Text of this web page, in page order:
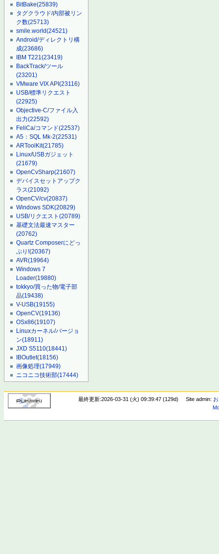
BitBake(25839)
タグクラウド/内部被リン
ク数(25713)
smile.world(24521)
Android/ディレクトリ構
成(23686)
IBM T221(23419)
BackTrack/ツール
(23201)
VMware VIX API(23116)
USB/標準リクエスト
(22925)
Objective-C/ファイル入
出力(22592)
FeliCa/コマンド(22537)
A5：SQL Mk-2(22531)
ARToolKit(21785)
Linux/USBガジェット
(21679)
OpenCvSharp(21607)
デバイスセットアップク
ラス(21092)
OpenCV/cv(20837)
Windows SDK(20829)
USB/リクエスト(20789)
基礎文法最速マスター
(20762)
Quartz Composerにどっ
ぷり!(20367)
AVR(19964)
Windows 7
Loader(19880)
tokkyo/買った物/電子部
品(19438)
V-USB(19155)
OpenCV(19136)
OSx86(19107)
Linuxカーネル/バージョ
ン(18911)
JXD S5110(18441)
IBOutlet(18156)
画像処理(17949)
ニコニコ技術部(17444)
最終更新:2026-03-31 (火) 09:39:47 (129d) Site admin: